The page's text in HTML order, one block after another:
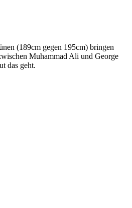
(189cm gegen 195cm) bringen
Muhammad Ali und George
das geht.